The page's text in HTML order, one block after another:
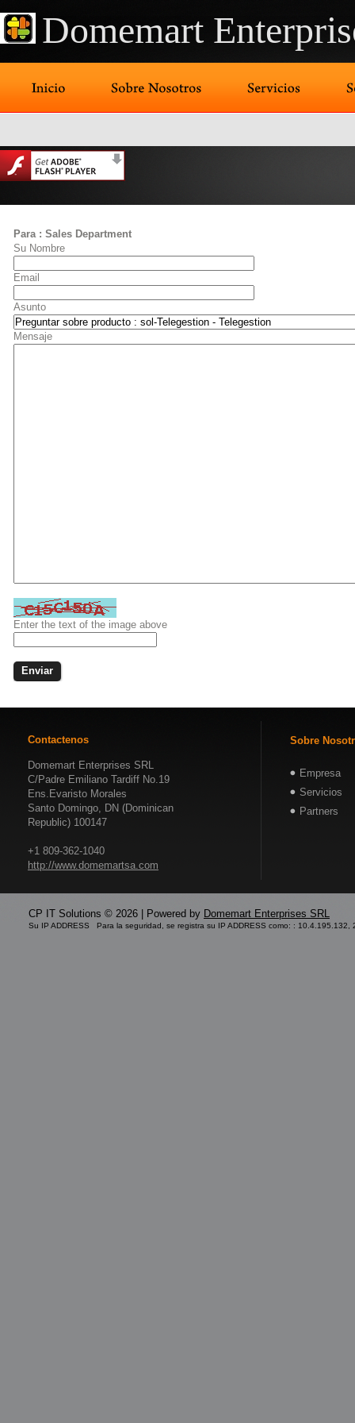
Domemart
Para : Sales Department
Su Nombre
Email
Asunto
Mensaje
Enter the text of the image above
Contactenos
Domemart Enterprises SRL
C/Padre Emiliano Tardiff No.19
Ens.Evaristo Morales
Santo Domingo, DN (Dominican
Republic) 100147
+1 809-362-1040
http://www.domemartsa.com
Sobre
Empresa
Servicios
Partners
CP IT Solutions © 2026 | Powered by Domemart Enterprises SRL
Su IP ADDRESS Para la seguridad, se registra su IP ADDRESS como: : 10.4.195.132,